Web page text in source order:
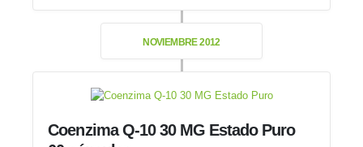
NOVIEMBRE 2012
Coenzima Q-10 30 MG Estado Puro